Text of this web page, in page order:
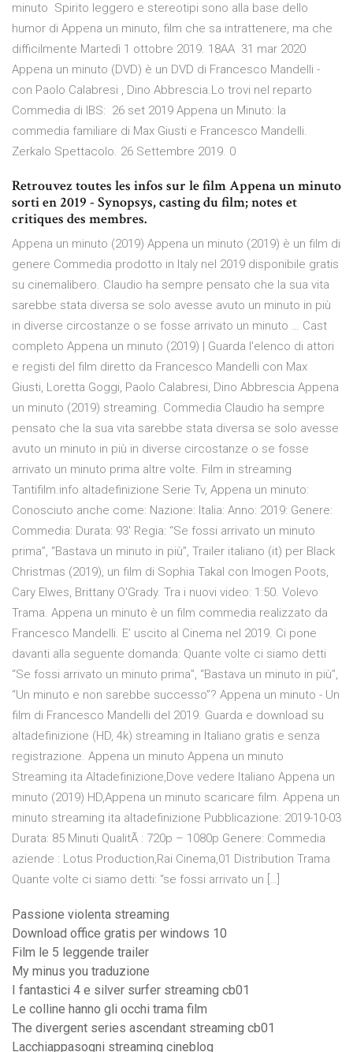
minuto Spirito leggero e stereotipi sono alla base dello
humor di Appena un minuto, film che sa intrattenere, ma che
difficilmente Martedì 1 ottobre 2019. 18AA 31 mar 2020
Appena un minuto (DVD) è un DVD di Francesco Mandelli -
con Paolo Calabresi , Dino Abbrescia.Lo trovi nel reparto
Commedia di IBS: 26 set 2019 Appena un Minuto: la
commedia familiare di Max Giusti e Francesco Mandelli.
Zerkalo Spettacolo. 26 Settembre 2019. 0
Retrouvez toutes les infos sur le film Appena un minuto
sorti en 2019 - Synopsys, casting du film; notes et
critiques des membres.
Appena un minuto (2019) Appena un minuto (2019) è un film di
genere Commedia prodotto in Italy nel 2019 disponibile gratis
su cinemalibero. Claudio ha sempre pensato che la sua vita
sarebbe stata diversa se solo avesse avuto un minuto in più
in diverse circostanze o se fosse arrivato un minuto … Cast
completo Appena un minuto (2019) | Guarda l'elenco di attori
e registi del film diretto da Francesco Mandelli con Max
Giusti, Loretta Goggi, Paolo Calabresi, Dino Abbrescia Appena
un minuto (2019) streaming. Commedia Claudio ha sempre
pensato che la sua vita sarebbe stata diversa se solo avesse
avuto un minuto in più in diverse circostanze o se fosse
arrivato un minuto prima altre volte. Film in streaming
Tantifilm.info altadefinizione Serie Tv, Appena un minuto:
Conosciuto anche come: Nazione: Italia: Anno: 2019: Genere:
Commedia: Durata: 93' Regia: “Se fossi arrivato un minuto
prima”, “Bastava un minuto in più”, Trailer italiano (it) per Black
Christmas (2019), un film di Sophia Takal con Imogen Poots,
Cary Elwes, Brittany O'Grady. Tra i nuovi video: 1:50. Volevo
Trama. Appena un minuto è un film commedia realizzato da
Francesco Mandelli. E’ uscito al Cinema nel 2019. Ci pone
davanti alla seguente domanda: Quante volte ci siamo detti
“Se fossi arrivato un minuto prima”, “Bastava un minuto in più”,
“Un minuto e non sarebbe successo”? Appena un minuto - Un
film di Francesco Mandelli del 2019. Guarda e download su
altadefinizione (HD, 4k) streaming in Italiano gratis e senza
registrazione. Appena un minuto Appena un minuto
Streaming ita Altadefinizione,Dove vedere Italiano Appena un
minuto (2019) HD,Appena un minuto scaricare film. Appena un
minuto streaming ita altadefinizione Pubblicazione: 2019-10-03
Durata: 85 Minuti QualitÃ : 720p – 1080p Genere: Commedia
aziende : Lotus Production,Rai Cinema,01 Distribution Trama
Quante volte ci siamo detti: “se fossi arrivato un […]
Passione violenta streaming
Download office gratis per windows 10
Film le 5 leggende trailer
My minus you traduzione
I fantastici 4 e silver surfer streaming cb01
Le colline hanno gli occhi trama film
The divergent series ascendant streaming cb01
Lacchiappasogni streaming cineblog